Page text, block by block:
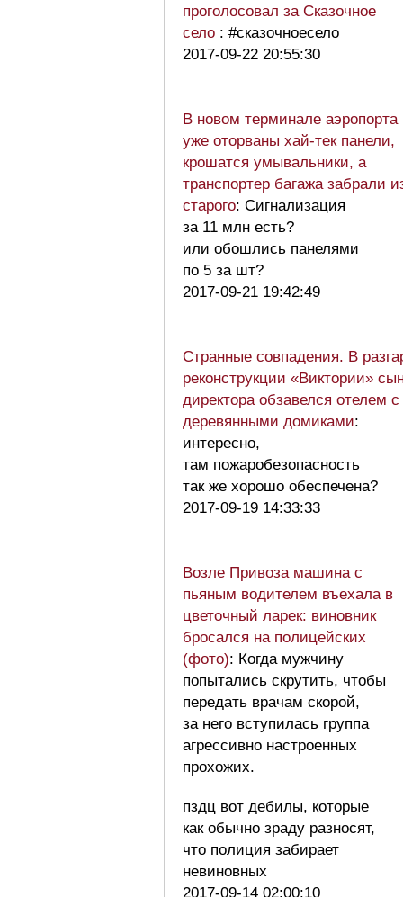
проголосовал за Сказочное
село : #сказочноесело
2017-09-22 20:55:30
В новом терминале аэропорта
уже оторваны хай-тек панели,
крошатся умывальники, а
транспортер багажа забрали
старого: Сигнализация
за 11 млн есть?
или обошлись панелями
по 5 за шт?
2017-09-21 19:42:49
Странные совпадения. В
реконструкции «Виктории»
директора обзавелся отелем с
деревянными домиками:
интересно,
там пожаробезопасность
так же хорошо обеспечена?
2017-09-19 14:33:33
Возле Привоза машина с
пьяным водителем въехала в
цветочный ларек: виновник
бросался на полицейских
(фото): Когда мужчину
попытались скрутить, чтобы
передать врачам скорой,
за него вступилась группа
агрессивно настроенных
прохожих.
пздц вот дебилы, которые
как обычно зраду разносят,
что полиция забирает
невиновных
2017-09-14 02:00:10